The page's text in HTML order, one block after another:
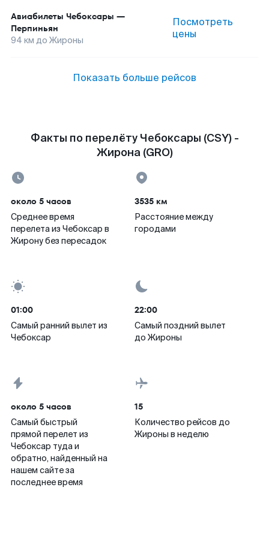
Авиабилеты Чебоксары —
Перпиньян
94 км до Жироны
Посмотреть
цены
Показать больше рейсов
Факты по перелёту Чебоксары (CSY) -
Жирона (GRO)
около 5 часов
Среднее время
перелета из Чебоксар в
Жирону без пересадок
3535 км
Расстояние между
городами
01:00
Самый ранний вылет из
Чебоксар
22:00
Самый поздний вылет
до Жироны
около 5 часов
Самый быстрый
прямой перелет из
Чебоксар туда и
обратно, найденный на
нашем сайте за
последнее время
15
Количество рейсов до
Жироны в неделю